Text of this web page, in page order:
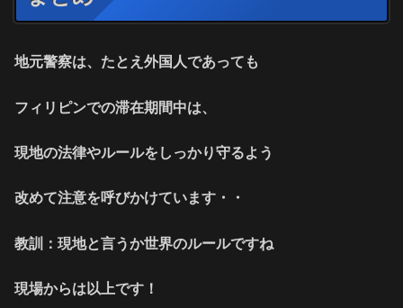
地元警察は、たとえ外国人であっても
フィリピンでの滞在期間中は、
現地の法律やルールをしっかり守るよう
改めて注意を呼びかけています・・
教訓：現地と言うか世界のルールですね
現場からは以上です！